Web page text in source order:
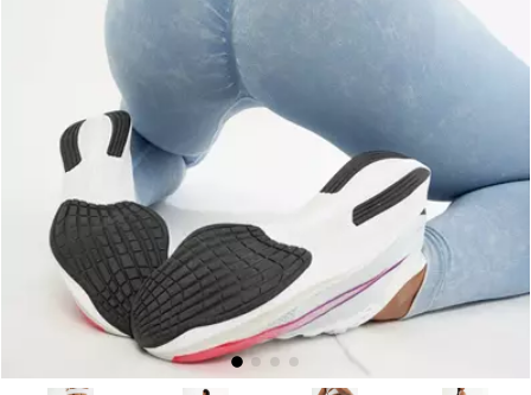
Romper el Precio
Programa UGC
Descuentos